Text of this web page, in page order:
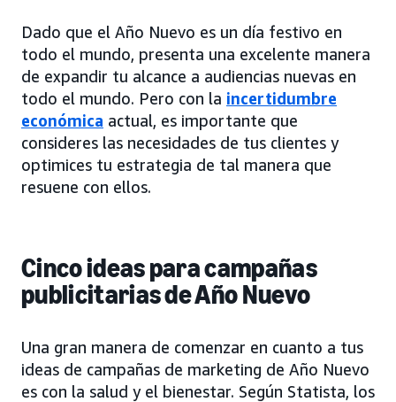
Dado que el Año Nuevo es un día festivo en
todo el mundo, presenta una excelente manera
de expandir tu alcance a audiencias nuevas en
todo el mundo. Pero con la incertidumbre
económica actual, es importante que
consideres las necesidades de tus clientes y
optimices tu estrategia de tal manera que
resuene con ellos.
Cinco ideas para campañas
publicitarias de Año Nuevo
Una gran manera de comenzar en cuanto a tus
ideas de campañas de marketing de Año Nuevo
es con la salud y el bienestar. Según Statista, los